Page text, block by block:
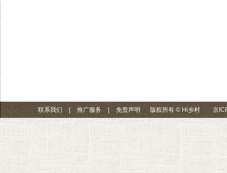
联系我们 | 推广服务 免责声明 版权所有 © Hi乡村 京